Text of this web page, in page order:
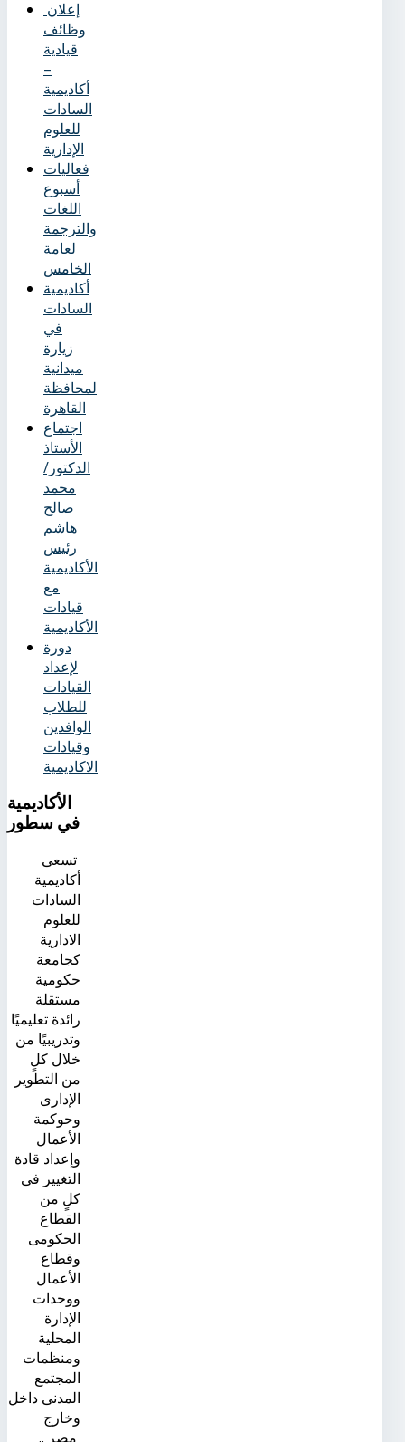
وظائف
قيادية
–
أكاديمية
السادات
للعلوم
الإدارية
فعاليات
أسبوع
اللغات
والترجمة
لعامة
الخامس
أكاديمية
السادات
في
زيارة
ميدانية
لمحافظة
القاهرة
اجتماع
الأستاذ
الدكتور/
محمد
صالح
هاشم
رئيس
الأكاديمية
مع
قيادات
الأكاديمية
دورة
لإعداد
القيادات
للطلاب
الوافدين
وقيادات
الاكاديمية
الأكاديمية
في سطور
تسعى
أكاديمية
السادات
للعلوم
الادارية
كجامعة
حكومية
مستقلة
رائدة تعليميًا
وتدريبيًا من
خلال كلٍ
من التطوير
الإدارى
وحوكمة
الأعمال
وإعداد قادة
التغيير فى
كلٍ من
القطاع
الحكومى
وقطاع
الأعمال
ووحدات
الإدارة
المحلية
ومنظمات
المجتمع
المدنى داخل
وخارج
مصر ..